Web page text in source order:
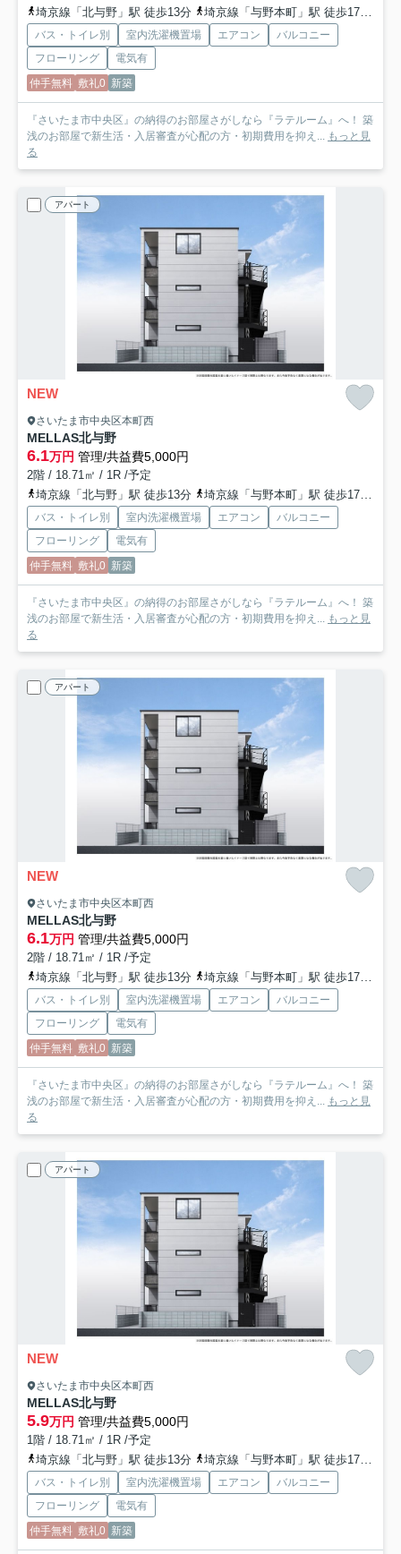
埼京線「北与野」駅 徒歩13分
埼京線「与野本町」駅 徒歩17分
バス・トイレ別 室内洗濯機置場 エアコン
バルコニー
フローリング
電気有
仲手無料 敷礼0 新築
『さいたま市中央区』の納得のお部屋さがしなら『ラテルーム』へ！ 築
浅のお部屋で新生活・入居審査が心配の方・初期費用を抑え...
もっと見
る
アパート
NEW
さいたま市中央区本町西
MELLAS北与野
6.1万円 管理/共益費5,000円
2階 / 18.71㎡ / 1R /予定
埼京線「北与野」駅 徒歩13分
埼京線「与野本町」駅 徒歩17分
バス・トイレ別 室内洗濯機置場 エアコン
バルコニー
フローリング
電気有
仲手無料 敷礼0 新築
『さいたま市中央区』の納得のお部屋さがしなら『ラテルーム』へ！ 築
浅のお部屋で新生活・入居審査が心配の方・初期費用を抑え...
もっと見
る
アパート
NEW
さいたま市中央区本町西
MELLAS北与野
6.1万円 管理/共益費5,000円
2階 / 18.71㎡ / 1R /予定
埼京線「北与野」駅 徒歩13分
埼京線「与野本町」駅 徒歩17分
バス・トイレ別 室内洗濯機置場 エアコン
バルコニー
フローリング
電気有
仲手無料 敷礼0 新築
『さいたま市中央区』の納得のお部屋さがしなら『ラテルーム』へ！ 築
浅のお部屋で新生活・入居審査が心配の方・初期費用を抑え... もっと見
る
アパート
NEW
さいたま市中央区本町西
MELLAS北与野
5.9万円 管理/共益費5,000円
1階 / 18.71㎡ / 1R /予定
埼京線「北与野」駅 徒歩13分
埼京線「与野本町」駅 徒歩17分
バス・トイレ別 室内洗濯機置場 エアコン
バルコニー
フローリング
電気有
仲手無料 敷礼0 新築